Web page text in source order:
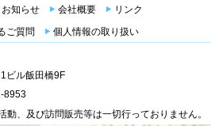
お知らせ 会社概要
リンク
ご質問 個人情報の取り扱い
ビル飯田橋9F
8953
、及び訪問販売等は一切行っておりません。